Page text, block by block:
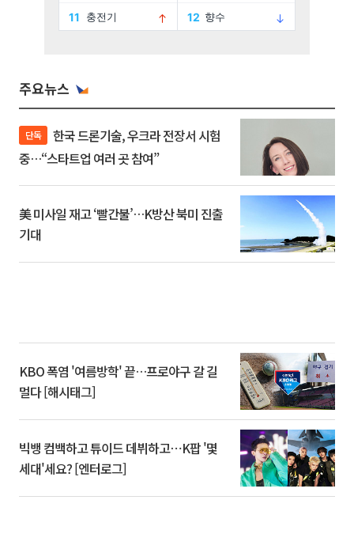
주요뉴스
단독
중…“스타트업 여러 곳 참여”
美 미사일 재고 ‘빨간불’…K방산 북미 진출
기대
KBO 폭염 '여름방학' 끝…프로야구 갈 길
멀다 [해시태그]
빅뱅 컴백하고 튜이드 데뷔하고⋯K팝 '몇
세대'세요? [엔터로그]